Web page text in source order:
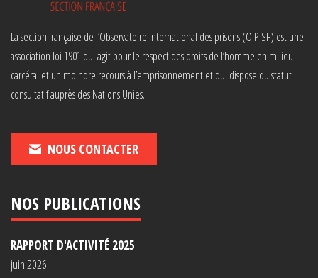
La section française de l’Observatoire international des prisons (OIP-SF) est une
association loi 1901 qui agit pour le respect des droits de l’homme en milieu
carcéral et un moindre recours à l’emprisonnement et qui dispose du statut
consultatif auprès des Nations Unies.
NOUS CONTACTER
NOS PUBLICATIONS
RAPPORT D'ACTIVITÉ 2025
juin 2026